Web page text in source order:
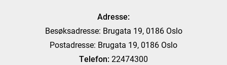
Adresse:
Besøksadresse: Brugata 19, 0186 Oslo
Postadresse: Brugata 19, 0186 Oslo
Telefon: 22474300